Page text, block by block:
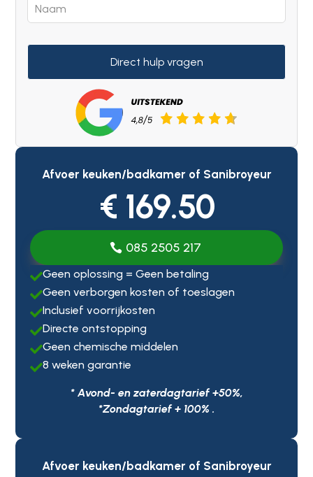
Direct hulp vragen
Afvoer keuken/badkamer of Sanibroyeur
€ 169.50
085 2505 217
Geen oplossing = Geen betaling
Geen verborgen kosten of toeslagen
Inclusief voorrijkosten
Directe ontstopping
Geen chemische middelen
8 weken garantie
* Avond- en zaterdagtarief +50%,
*Zondagtarief + 100% .
Afvoer keuken/badkamer of Sanibroyeur